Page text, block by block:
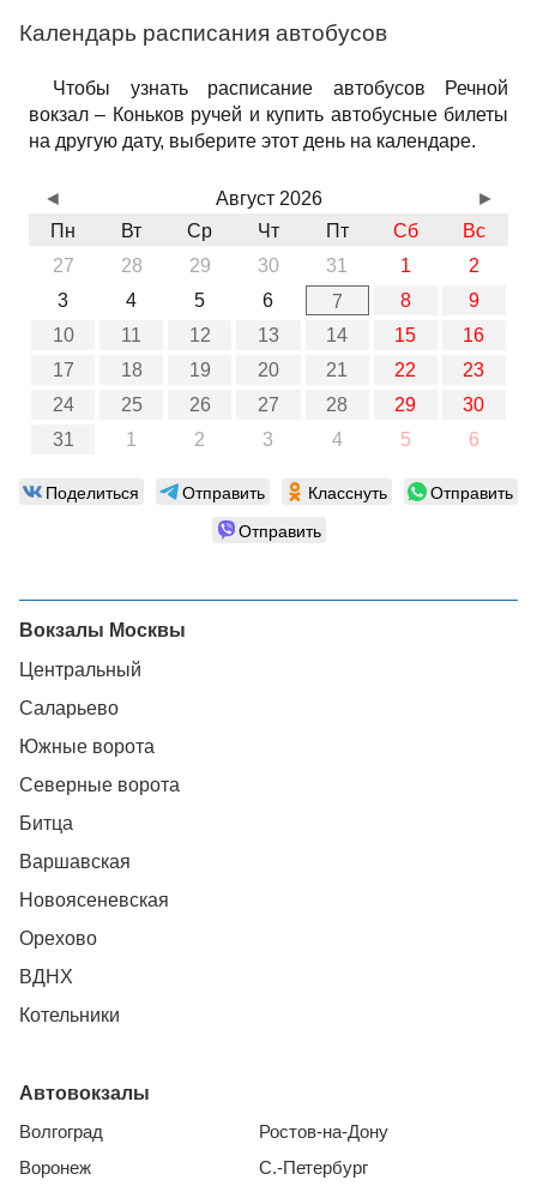
Календарь расписания автобусов
Чтобы узнать расписание автобусов Речной
вокзал – Коньков ручей и купить автобусные билеты
на другую дату, выберите этот день на календаре.
Август 2026
Пн
Вт Ср Чт Пт Сб
Вс
27
28 29 30 31 1
2
3
4 5 6 7 8
9
10
11 12 13 14 15
16
17
18 19 20 21 22
23
24
25 26 27 28 29
30
31
1 2 3 4 5 6
◄ ►
Поделиться Отправить Класснуть
Отправить
Отправить
Вокзалы Москвы
Центральный
Саларьево
Южные ворота
Северные ворота
Битца
Варшавская
Новоясеневская
Орехово
ВДНХ
Котельники
Автовокзалы
Волгоград
Воронеж
Ростов-на-Дону
С.-Петербург